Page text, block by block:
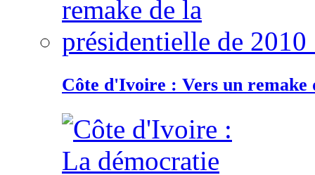
Côte d'Ivoire : Vers un remake